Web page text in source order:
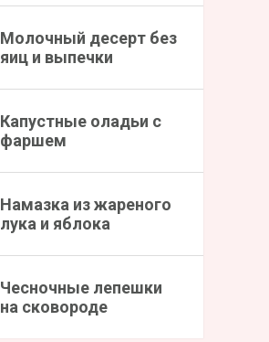
Молочный десерт без
яиц и выпечки
Капустные оладьи с
фаршем
Намазка из жареного
лука и яблока
Чесночные лепешки
на сковороде